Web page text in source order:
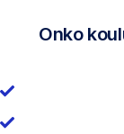
Onko